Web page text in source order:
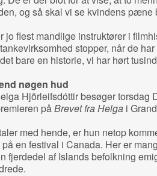
og så skal vi se kvindens pæne
jo flest mandlige instruktører i
stopper, når de
bare en historie, vi har hørt
nøgen hud
Hjörleifsdóttir besøger torsdag
påBrevet fra Helga i
med hende, er hun netop
en festival i Canada. Her er
fjerdedel af Islands befolkning